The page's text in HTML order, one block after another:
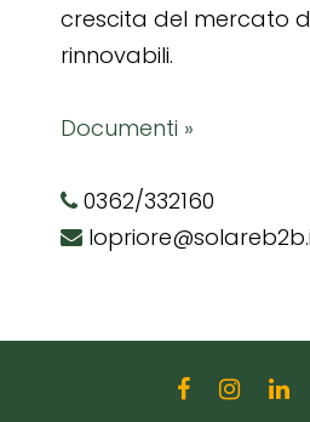
crescita del mercato
rinnovabili.
Documenti »
0362/332160